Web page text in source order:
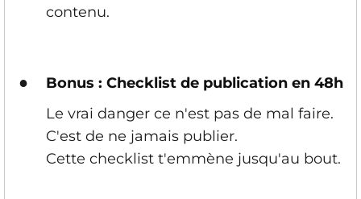
contenu.
●
Bonus : Checklist de publication en 48h
Le vrai danger ce n'est pas de mal faire.
C'est de ne jamais publier.
Cette checklist t'emmène jusqu'au bout.